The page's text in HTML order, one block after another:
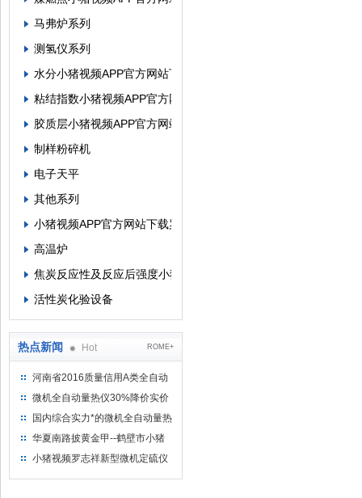
马弗炉系列
测氢仪系列
水分小猪视频APP官方网站下载罗志祥系列
粘结指数小猪视频APP官方网站下载罗志祥系列
胶质层小猪视频APP官方网站下载罗志祥系列
制样粉碎机
电子天平
其他系列
小猪视频APP官方网站下载罗志祥
高温炉
焦炭反应性及反应后强度小猪视频APP官方网站下载罗志祥
活性炭化验设备
热点新闻 Hot ROME+
河南省2016质量信用A类全自动
量热仪
微机全自动量热仪30%降价实价
出售
国内综合实力*的微机全自动量热
仪制造企业
华夏南路披黄金甲--鹤壁市小猪
视频罗志祥仪器仪表有限公司
小猪视频罗志祥新型微机定硫仪